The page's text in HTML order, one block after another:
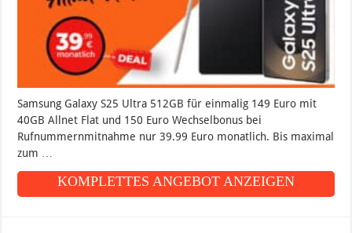
Samsung Galaxy S25 Ultra 512GB für einmalig 149 Euro mit
40GB Allnet Flat und 150 Euro Wechselbonus bei
Rufnummernmitnahme nur 39.99 Euro monatlich. Bis maximal
zum …
KOMPLETTES ANGEBOT ANZEIGEN